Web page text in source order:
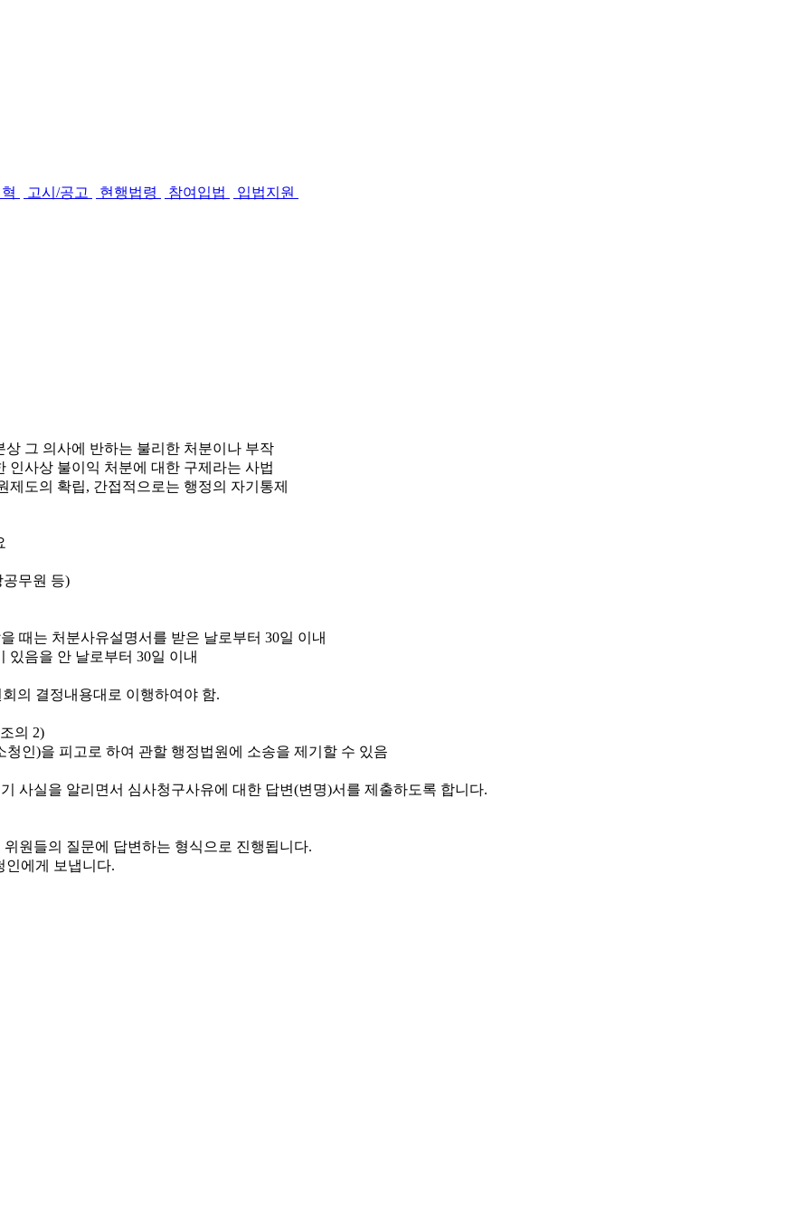
고시/공고 현행법령 참여입법
입법지원
그 의사에 반하는 불리한 처분이나 부작
인사상 불이익 처분에 대한 구제라는 사법
도의 확립, 간접적으로는 행정의 자기통제
공무원 등)
때는 처분사유설명서를 받은 날로부터 30일 이내
있음을 안 날로부터 30일 이내
의 결정내용대로 이행하여야 함.
의 2)
인)을 피고로 하여 관할 행정법원에 소송을 제기할 수 있음
사실을 알리면서 심사청구사유에 대한 답변(변명)서를 제출하도록 합니다.
원들의 질문에 답변하는 형식으로 진행됩니다.
인에게 보냅니다.